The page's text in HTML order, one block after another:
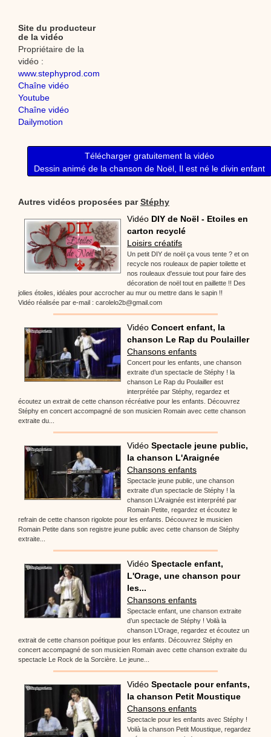
Site du producteur
de la vidéo
Propriétaire de la
vidéo :
www.stephyprod.com
Chaîne vidéo
Youtube
Chaîne vidéo
Dailymotion
Télécharger gratuitement la vidéo
Dessin animé de la chanson de Noël, Il est né le divin enfant
Autres vidéos proposées parStéphy
Vidéo DIY de Noël - Etoiles en
carton recyclé
Loisirs créatifs
Un petit DIY de noël ça vous tente ? et on
recycle nos rouleaux de papier toilette et
nos rouleaux d'essuie tout pour faire des
décoration de noël tout en paillette !! Des
jolies étoiles, idéales pour accrocher au mur ou mettre dans le sapin !!
Vidéo réalisée par e-mail : carolelo2b@gmail.com
Vidéo Concert enfant, la
chanson Le Rap du Poulailler
Chansons enfants
Concert pour les enfants, une chanson
extraite d’un spectacle de Stéphy ! la
chanson Le Rap du Poulailler est
interprétée par Stéphy, regardez et
écoutez un extrait de cette chanson récréative pour les enfants. Découvrez
Stéphy en concert accompagné de son musicien Romain avec cette chanson
extraite du...
Vidéo Spectacle jeune public,
la chanson L'Araignée
Chansons enfants
Spectacle jeune public, une chanson
extraite d’un spectacle de Stéphy ! la
chanson L’Araignée est interprété par
Romain Petite, regardez et écoutez le
refrain de cette chanson rigolote pour les enfants. Découvrez le musicien
Romain Petite dans son registre jeune public avec cette chanson de Stéphy
extraite...
Vidéo Spectacle enfant,
L'Orage, une chanson pour
les...
Chansons enfants
Spectacle enfant, une chanson extraite
d’un spectacle de Stéphy ! Voilà la
chanson L’Orage, regardez et écoutez un
extrait de cette chanson poétique pour les enfants. Découvrez Stéphy en
concert accompagné de son musicien Romain avec cette chanson extraite du
spectacle Le Rock de la Sorcière. Le jeune...
Vidéo Spectacle pour enfants,
la chanson Petit Moustique
Chansons enfants
Spectacle pour les enfants avec Stéphy !
Voilà la chanson Petit Moustique, regardez